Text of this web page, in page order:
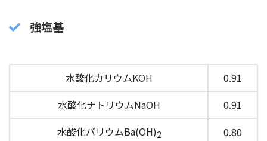
強塩基
水酸化カリウムKOH
0.91
水酸化ナトリウムNaOH
0.91
水酸化バリウムBa(OH)2 0.80